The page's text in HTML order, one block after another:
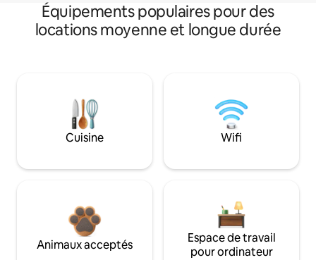
Équipements populaires pour des
locations moyenne et longue durée
Cuisine Wifi
Animaux acceptés
Espace de travail
pour ordinateur